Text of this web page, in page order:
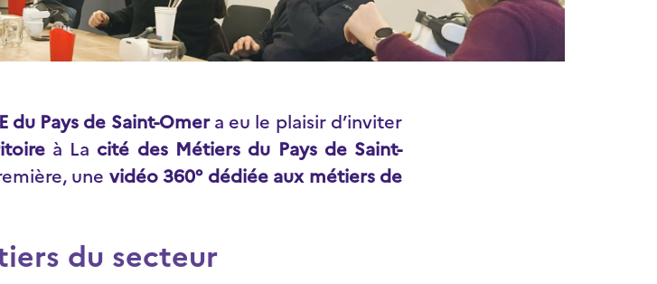
du Pays de Saint-Omera eu le plaisir d’inviter
à La cité des Métiers du Pays de Saint-
une vidéo 360° dédiée aux métiers de
du secteur